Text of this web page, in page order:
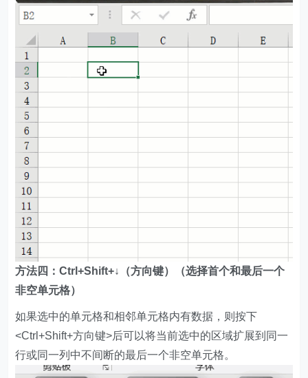
方法四：Ctrl+Shift+↓（方向键）（选择首个和最后一个
非空单元格）
如果选中的单元格和相邻单元格内有数据，则按下
<Ctrl+Shift+方向键>后可以将当前选中的区域扩展到同一
行或同一列中不间断的最后一个非空单元格。